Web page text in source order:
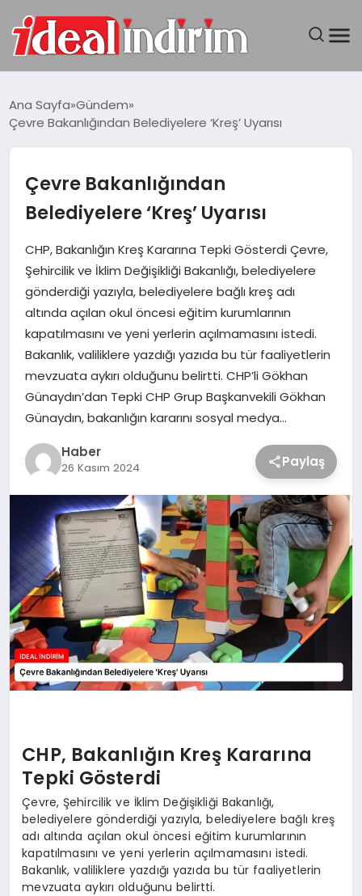
DÜNYA
SEYAHAT
TEKNOLOJI
YAŞAM
Ana Sayfa Gündem
Çevre Bakanlığından Belediyelere ‘Kreş’ Uyarısı
Çevre Bakanlığından
Belediyelere ‘Kreş’ Uyarısı
CHP, Bakanlığın Kreş Kararına Tepki Gösterdi Çevre,
Şehircilik ve İklim Değişikliği Bakanlığı, belediyelere
gönderdiği yazıyla, belediyelere bağlı kreş adı
altında açılan okul öncesi eğitim kurumlarının
kapatılmasını ve yeni yerlerin açılmamasını istedi.
Bakanlık, valiliklere yazdığı yazıda bu tür faaliyetlerin
mevzuata aykırı olduğunu belirtti. CHP’li Gökhan
Günaydın’dan Tepki CHP Grup Başkanvekili Gökhan
Günaydın, bakanlığın kararını sosyal medya…
Haber
26 Kasım 2024 Paylaş
CHP, Bakanlığın Kreş Kararına
Tepki Gösterdi
Çevre, Şehircilik ve İklim Değişikliği Bakanlığı,
belediyelere gönderdiği yazıyla, belediyelere bağlı kreş
adı altında açılan okul öncesi eğitim kurumlarının
kapatılmasını ve yeni yerlerin açılmamasını istedi.
Bakanlık, valiliklere yazdığı yazıda bu tür faaliyetlerin
mevzuata aykırı olduğunu belirtti.